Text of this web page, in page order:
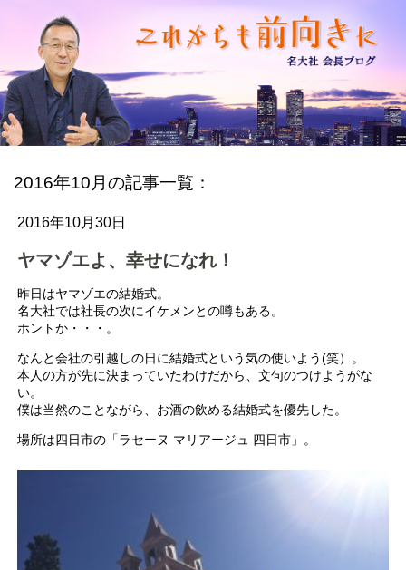
2016年10月の記事一覧：
2016年10月30日
ヤマゾエよ、幸せになれ！
昨日はヤマゾエの結婚式。
名大社では社長の次にイケメンとの噂もある。
ホントか・・・。
なんと会社の引越しの日に結婚式という気の使いよう(笑）。
本人の方が先に決まっていたわけだから、文句のつけようがな
い。
僕は当然のことながら、お酒の飲める結婚式を優先した。
場所は四日市の「ラセーヌ マリアージュ 四日市」。